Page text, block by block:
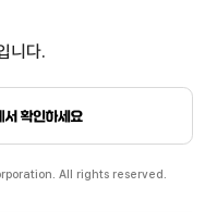
니다.
All rights reserved.